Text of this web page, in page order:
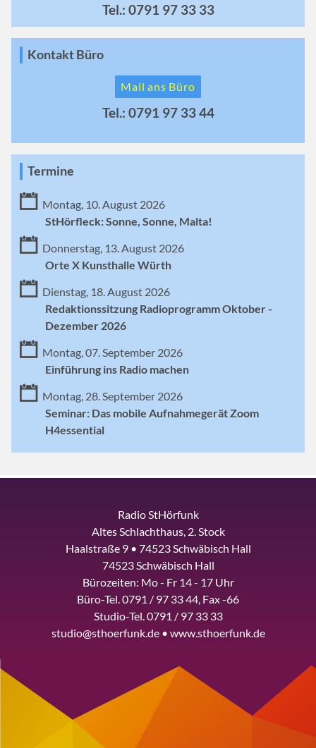
Tel.: 0791 97 33 33
Kontakt Büro
Mail ans Büro
Tel.: 0791 97 33 44
Termine
Montag, 10. August 2026
StHörfleck: Sonne, Sonne, Malta!
Donnerstag, 13. August 2026
Orte X Kunsthalle Würth
Dienstag, 18. August 2026
Redaktionssitzung Radioprogramm Oktober -
Dezember 2026
Montag, 07. September 2026
Einführung ins Radio machen
Montag, 28. September 2026
Seminar: Das mobile Aufnahmegerät Zoom
H4essential
Radio StHörfunk
Altes Schlachthaus, 2. Stock
Haalstraße 9 • 74523 Schwäbisch Hall
74523 Schwäbisch Hall
Bürozeiten: Mo - Fr 14 - 17 Uhr
Büro-Tel. 0791 / 97 33 44, Fax -66
Studio-Tel. 0791 / 97 33 33
studio@sthoerfunk.de • www.sthoerfunk.de